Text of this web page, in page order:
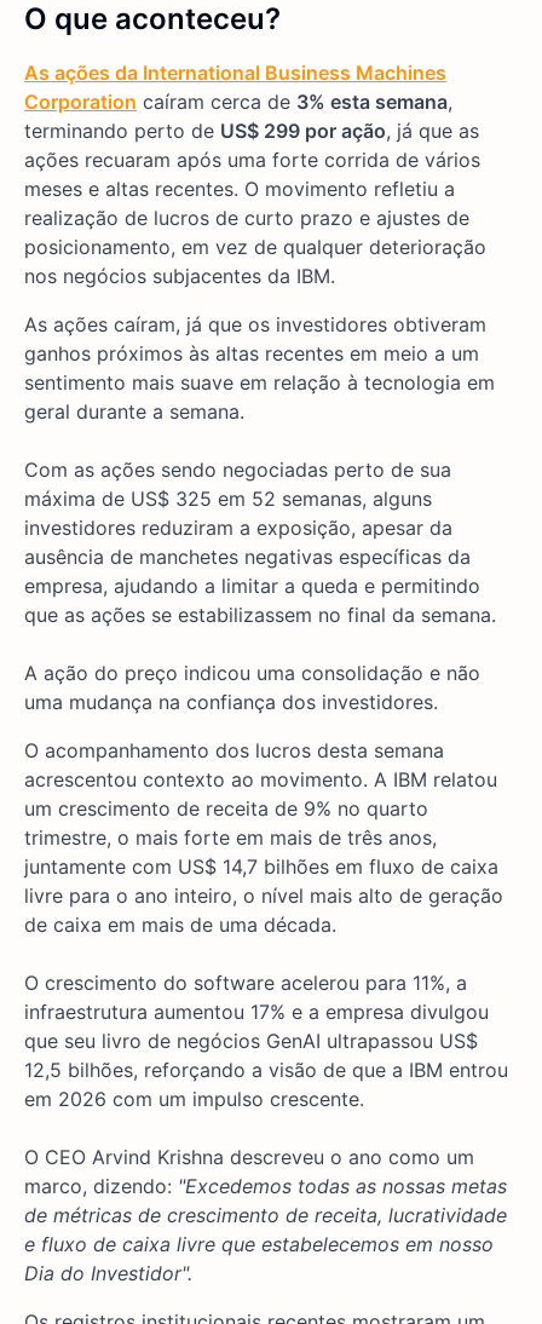
O que aconteceu?
As ações da International Business Machines
Corporation caíram cerca de 3% esta semana,
terminando perto de US$ 299 por ação, já que as
ações recuaram após uma forte corrida de vários
meses e altas recentes. O movimento refletiu a
realização de lucros de curto prazo e ajustes de
posicionamento, em vez de qualquer deterioração
nos negócios subjacentes da IBM.
As ações caíram, já que os investidores obtiveram
ganhos próximos às altas recentes em meio a um
sentimento mais suave em relação à tecnologia em
geral durante a semana.
Com as ações sendo negociadas perto de sua
máxima de US$ 325 em 52 semanas, alguns
investidores reduziram a exposição, apesar da
ausência de manchetes negativas específicas da
empresa, ajudando a limitar a queda e permitindo
que as ações se estabilizassem no final da semana.
A ação do preço indicou uma consolidação e não
uma mudança na confiança dos investidores.
O acompanhamento dos lucros desta semana
acrescentou contexto ao movimento. A IBM relatou
um crescimento de receita de 9% no quarto
trimestre, o mais forte em mais de três anos,
juntamente com US$ 14,7 bilhões em fluxo de caixa
livre para o ano inteiro, o nível mais alto de geração
de caixa em mais de uma década.
O crescimento do software acelerou para 11%, a
infraestrutura aumentou 17% e a empresa divulgou
que seu livro de negócios GenAI ultrapassou US$
12,5 bilhões, reforçando a visão de que a IBM entrou
em 2026 com um impulso crescente.
O CEO Arvind Krishna descreveu o ano como um
marco, dizendo: "Excedemos todas as nossas metas
de métricas de crescimento de receita, lucratividade
e fluxo de caixa livre que estabelecemos em nosso
Dia do Investidor".